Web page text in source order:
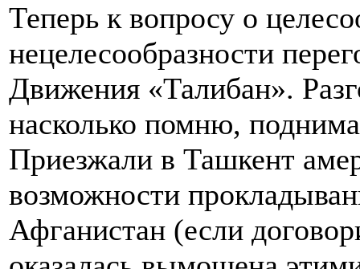
Теперь к вопросу о
нецелесообразности
Движения «Талибан».
насколько помню,
Приезжали в Ташкент
возможности
Афганистан (если